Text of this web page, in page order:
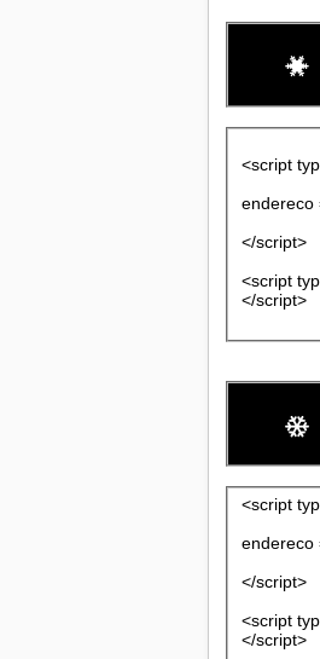
<script
endereco
</script>
<script
</script>
<script
endereco
</script>
<script
</script>